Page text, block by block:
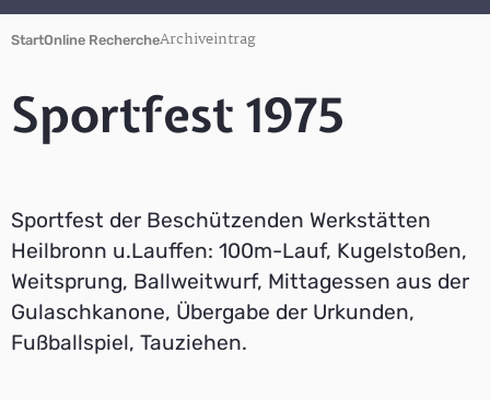
StartOnline RechercheArchiveintrag
Sportfest 1975
Sportfest der Beschützenden Werkstätten
Heilbronn u.Lauffen: 100m-Lauf, Kugelstoßen,
Weitsprung, Ballweitwurf, Mittagessen aus der
Gulaschkanone, Übergabe der Urkunden,
Fußballspiel, Tauziehen.